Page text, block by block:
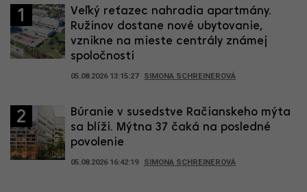
1
Veľký reťazec nahradia apartmány.
Ružinov dostane nové ubytovanie,
vznikne na mieste centrály známej
spoločnosti
05.08.2026 13:15:27 SIMONA SCHREINEROVÁ
2
Búranie v susedstve Račianskeho mýta
sa blíži. Mýtna 37 čaká na posledné
povolenie
05.08.2026 16:42:19 SIMONA SCHREINEROVÁ